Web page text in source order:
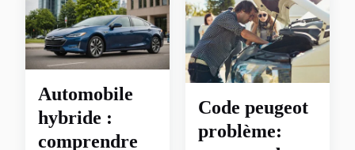
Automobile
hybride :
comprendre
Code peugeot
problème: